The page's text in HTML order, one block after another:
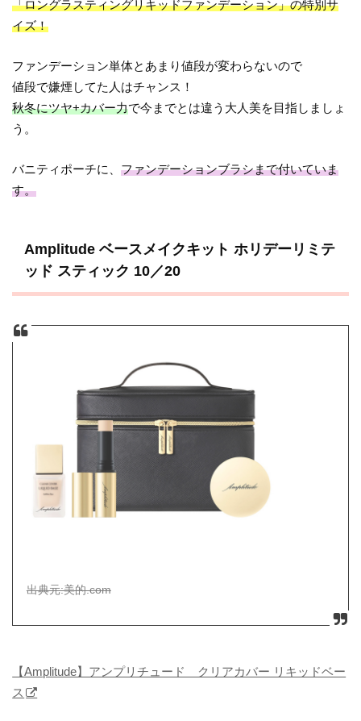
「ロングラスティングリキッドファンデーション」の特別サ
イズ！
ファンデーション単体とあまり値段が変わらないので
値段で嫌煙してた人はチャンス！
秋冬にツヤ+カバー力で今までとは違う大人美を目指しましょ
う。
バニティポーチに、ファンデーションブラシまで付いていま
す。
Amplitude ベースメイクキット ホリデーリミテ
ッド スティック 10／20
出典元:美的.com
【Amplitude】アンプリチュード クリアカバー リキッドベー
ス